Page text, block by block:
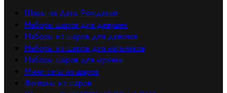
Шары на День Рождения
Наборы шаров для девушек
Наборы из шаров для девочек
Наборы из шаров для мальчиков
Наборы шаров для мужчин
Мини сеты из шаров
Фонтаны из шаров